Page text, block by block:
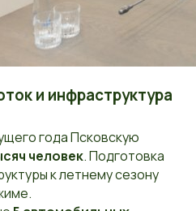
и инфраструктура
года Псковскую
человек. Подготовка
к летнему сезону